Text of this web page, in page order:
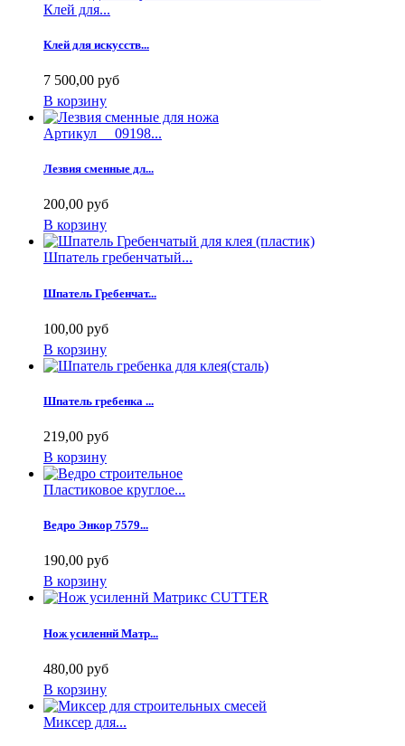
Клей для...
Клей для искусств...
7 500,00 руб
В корзину
Артикул 09198...
Лезвия сменные дл...
200,00 руб
В корзину
Шпатель гребенчатый...
Шпатель Гребенчат...
100,00 руб
В корзину
Шпатель гребенка ...
219,00 руб
В корзину
Пластиковое круглое...
Ведро Энкор 7579...
190,00 руб
В корзину
Нож усиленнй Матр...
480,00 руб
В корзину
Миксер для...